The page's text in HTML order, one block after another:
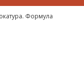
Формула